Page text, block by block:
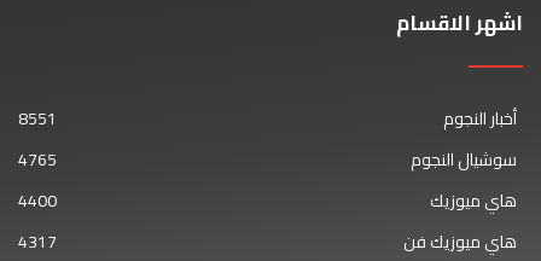
اشهر الاقسام
أخبار النجوم
8551
سوشيال النجوم
4765
هاي ميوزيك
4400
هاي ميوزيك فن
4317